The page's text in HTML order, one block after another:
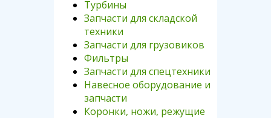
Турбины
Запчасти для складской
техники
Запчасти для грузовиков
Фильтры
Запчасти для спецтехники
Навесное оборудование и
запчасти
Коронки, ножи, режущие